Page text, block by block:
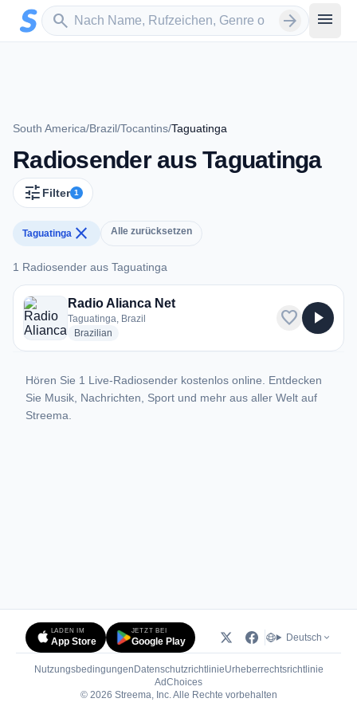
Zum Hauptinhalt springen
search
Sender suchen arrow_forward menu
South America/Brazil/Tocantins/Taguatinga
Radiosender aus Taguatinga
tune Filter 1
Taguatinga close Alle zurücksetzen
1 Radiosender aus Taguatinga
1 Radiosender aus Taguatinga
Radio Alianca Net
Taguatinga, Brazil
Brazilian
favorite play_arrow
Hören Sie 1 Live-Radiosender kostenlos online. Entdecken
Sie Musik, Nachrichten, Sport und mehr aus aller Welt auf
Streema.
LADEN IM
App Store
JETZT BEI
Google Play Deutsch
Nutzungsbedingungen DatenschutzrichtlinieUrheberrechtsrichtlinie
AdChoices(öffnet in neuem Tab)
© 2026 Streema, Inc. Alle Rechte vorbehalten